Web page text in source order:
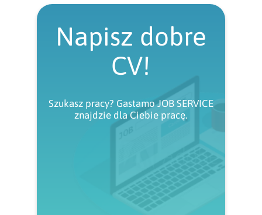
Napisz dobre
CV!
Szukasz pracy? Gastamo JOB SERVICE
znajdzie dla Ciebie pracę.